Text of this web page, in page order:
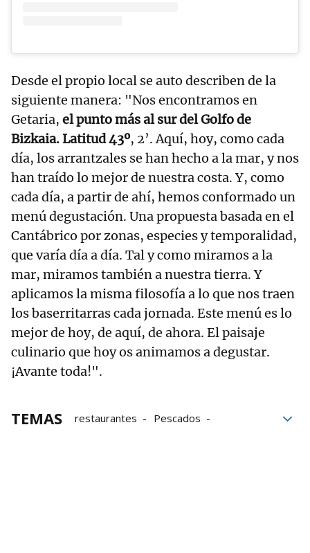
Desde el propio local se auto describen de la
siguiente manera: "Nos encontramos en
Getaria, el punto más al sur del Golfo de
Bizkaia. Latitud 43º, 2’. Aquí, hoy, como cada
día, los arrantzales se han hecho a la mar, y nos
han traído lo mejor de nuestra costa. Y, como
cada día, a partir de ahí, hemos conformado un
menú degustación. Una propuesta basada en el
Cantábrico por zonas, especies y temporalidad,
que varía día a día. Tal y como miramos a la
mar, miramos también a nuestra tierra. Y
aplicamos la misma filosofía a lo que nos traen
los baserritarras cada jornada. Este menú es lo
mejor de hoy, de aquí, de ahora. El paisaje
culinario que hoy os animamos a degustar.
¡Avante toda!".
TEMAS restaurantes
Pescados